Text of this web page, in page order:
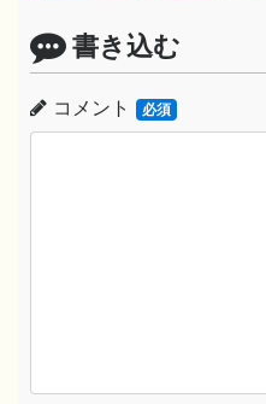
書き込む
コメント 必須